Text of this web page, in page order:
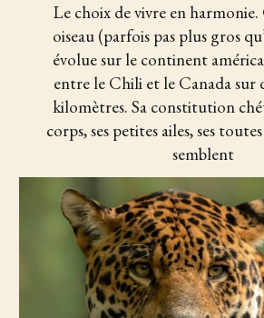
Le choix de vivre en
oiseau (parfois pas plus gros
évolue sur le continent
entre le Chili et le Canada sur
kilomètres. Sa constitution
corps, ses petites ailes, ses
semblent